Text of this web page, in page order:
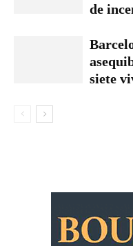
de
siete